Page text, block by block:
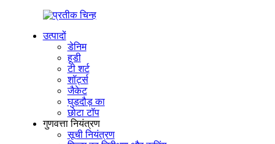
उत्पादों
डेनिम
हूडी
टी शर्ट
शॉर्ट्स
जैकेट
घुड़दौड़ का
छोटा टॉप
गुणवत्ता नियंत्रण
सूची नियंत्रण